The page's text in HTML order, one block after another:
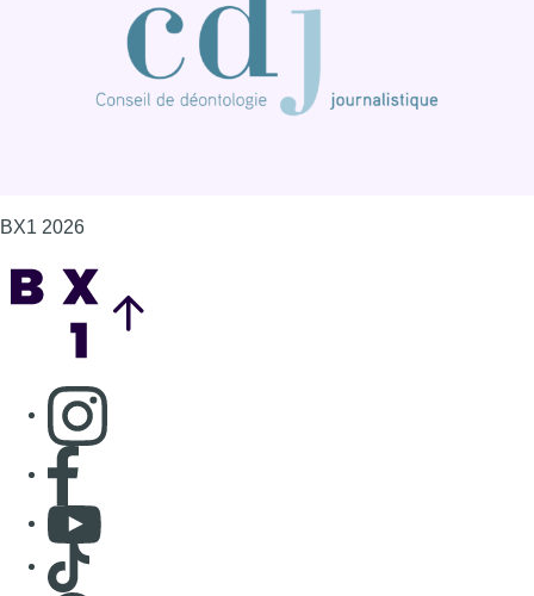
BX1 2026
Consulter page Instagram
Consulter page Facebook
Consulter Youtube
Consulter TikTok